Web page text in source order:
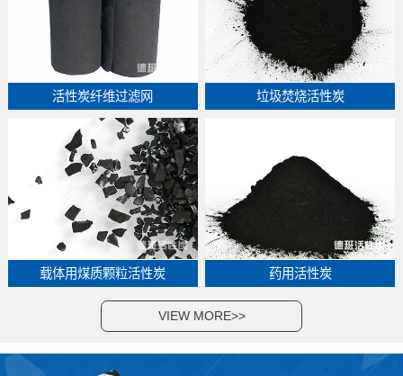
活性炭纤维过滤网 垃圾焚烧活性炭
载体用煤质颗粒活性炭 药用活性炭
VIEW MORE>>